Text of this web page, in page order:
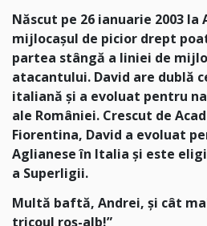
Născut pe 26 ianuarie 2003
mijlocașul de picior drept
partea stângă a liniei de
atacantului. David are dublă
italiană și a evoluat pentru
ale României. Crescut de
Fiorentina, David a evoluat
Aglianese în Italia și este
a Superligii.
Multă baftă, Andrei, și cât
tricoul roș-alb!”